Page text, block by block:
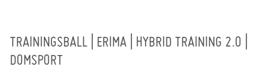
TRAININGSBALL | ERIMA | HYBRID TRAINING 2.0 |
DOMSPORT